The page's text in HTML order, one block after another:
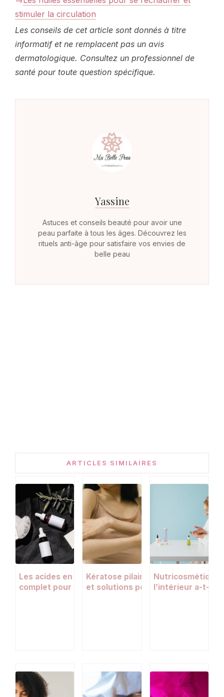
stimuler la circulation
Les conseils de cet article sont donnés à titre
informatif et ne remplacent pas un avis
dermatologique. Consultez un professionnel de
santé pour toute question spécifique.
Yassine
Astuces et conseils beauté pour avoir une
peau parfaite à tous les âges. Découvrez les
rituels anti-âge pour satisfaire vos envies de
belle peau
ARTICLES SIMILAIRES
Les acides en skincare : guide
complet pour choisir le bon actif
Kératose pilaire : causes,
et solutions pour adoucir la peau
Nutricosmétique
l’intérieur a-t-